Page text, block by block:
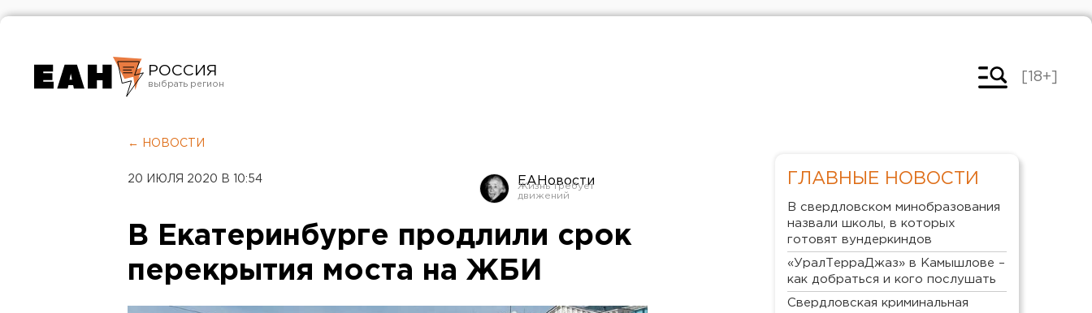
РОССИЯ
Челябинск
[18+]
← НОВОСТИ
20 ИЮЛЯ 2020 В 10:54 ЕАНовости
В Екатеринбурге продлили срок
перекрытия моста на ЖБИ
ГЛАВНЫЕ НОВОСТИ
В свердловском минобразования
назвали школы, в которых
готовят вундеркиндов
«УралТерраДжаз» в Камышлове –
как добраться и кого послушать
Свердловская криминальная